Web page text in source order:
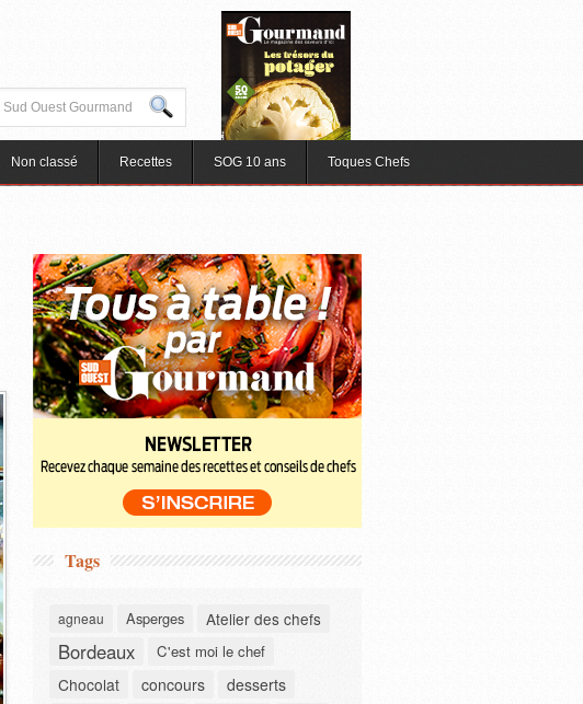
Non classé Recettes SOG 10 ans Toques Chefs
Tags
agneau Asperges Atelier des chefs
Bordeaux C'est moi le chef
Chocolat concours desserts